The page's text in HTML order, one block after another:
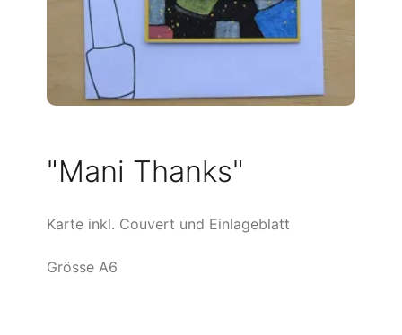
"Mani Thanks"
Karte inkl. Couvert und Einlageblatt
Grösse A6